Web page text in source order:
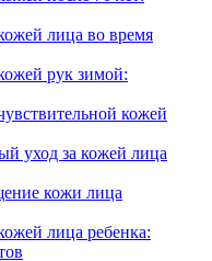
лица во время
рук зимой:
кожей
уход за кожей лица
кожи лица
лица ребенка: